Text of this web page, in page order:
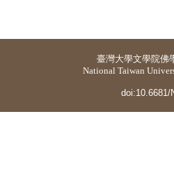
臺灣大學文學院佛
National Taiwan
doi:10.6681/